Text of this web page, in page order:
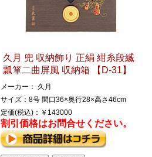
久月 兜 収納飾り 正絹 紺糸段縅
瓢箪二曲屏風 収納箱 【D-31】
メーカー： 久月
サイズ：8号 間口36×奥行28×高さ46cm
定価(税込)：￥143000
割引価格はお問合せください。